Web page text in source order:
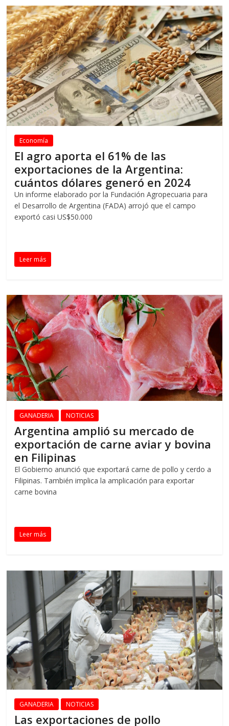
Economía
El agro aporta el 61% de las
exportaciones de la Argentina:
cuántos dólares generó en 2024
Un informe elaborado por la Fundación Agropecuaria para
el Desarrollo de Argentina (FADA) arrojó que el campo
exportó casi US$50.000
Leer más
GANADERIA NOTICIAS
Argentina amplió su mercado de
exportación de carne aviar y bovina
en Filipinas
El Gobierno anunció que exportará carne de pollo y cerdo a
Filipinas. También implica la amplicación para exportar
carne bovina
Leer más
GANADERIA NOTICIAS
Las exportaciones de pollo